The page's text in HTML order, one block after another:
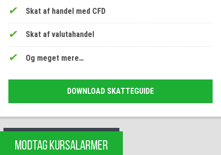
Skat af handel med CFD
Skat af valutahandel
Og meget mere…
DOWNLOAD SKATTEGUIDE
MODTAG KURSALARMER